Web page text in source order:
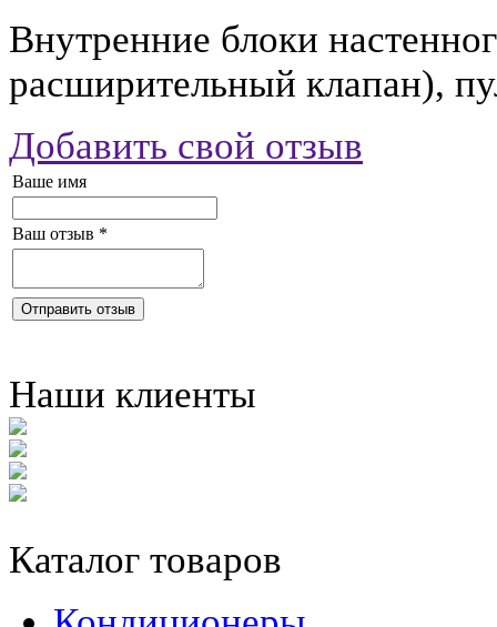
Внутренние блоки
расширительный клапан),
Добавить свой отзыв
Ваше имя
Ваш отзыв *
Отправить отзыв
Наши клиенты
Каталог товаров